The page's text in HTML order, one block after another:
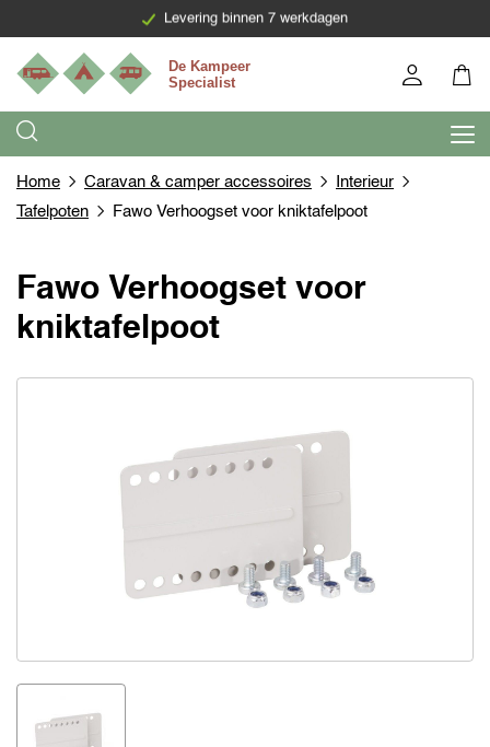
Levering binnen 7 werkdagen
Home Caravan & camper accessoires
Interieur
Tafelpoten
Fawo Verhoogset voor kniktafelpoot
Fawo Verhoogset voor
kniktafelpoot